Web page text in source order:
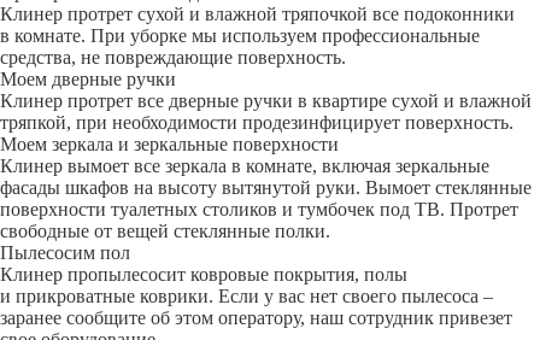
Клинер протрет сухой и влажной тряпочкой все подоконники
в комнате. При уборке мы используем профессиональные
средства, не повреждающие поверхность.
Моем дверные ручки
Клинер протрет все дверные ручки в квартире сухой и влажной
тряпкой, при необходимости продезинфицирует поверхность.
Моем зеркала и зеркальные поверхности
Клинер вымоет все зеркала в комнате, включая зеркальные
фасады шкафов на высоту вытянутой руки. Вымоет стеклянные
поверхности туалетных столиков и тумбочек под ТВ. Протрет
свободные от вещей стеклянные полки.
Пылесосим пол
Клинер пропылесосит ковровые покрытия, полы
и прикроватные коврики. Если у вас нет своего пылесоса –
заранее сообщите об этом оператору, наш сотрудник привезет